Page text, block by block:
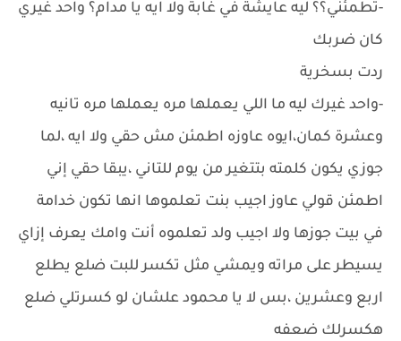
-تطمئني؟؟ ليه عايشة في غابة ولا ايه يا مدام؟ واحد غيري
كان ضربك
ردت بسخرية
-واحد غيرك ليه ما اللي يعملها مره يعملها مره تانيه
وعشرة كمان،ايوه عاوزه اطمئن مش حقي ولا ايه ،لما
جوزي يكون كلمته بتتغير من يوم للتاني ،يبقا حقي إني
اطمئن قولي عاوز اجيب بنت تعلموها انها تكون خدامة
في بيت جوزها ولا اجيب ولد تعلموه أنت وامك يعرف إزاي
يسيطر على مراته ويمشي مثل تكسر للبت ضلع يطلع
اربع وعشرين ،بس لا يا محمود علشان لو كسرتلي ضلع
هكسرلك ضعفه